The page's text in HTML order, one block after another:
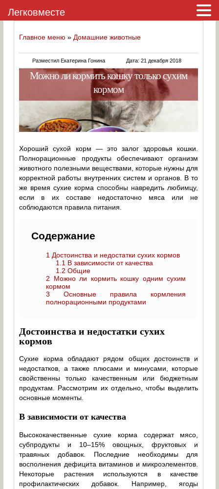
Главное меню » Домашние животные
Разместил Екатерина Гонина Дата: 21 декабря 2018
Можно ли кормить кошку только сухим
кормом
Хороший сухой корм — это залог здоровья кошки.
Полнорационные продукты обеспечивают организм
животного полезными веществами, которые нужны для
корректной работы внутренних систем и органов. В то
же время сухие корма способны навредить любимцу,
если в их составе недостаточно мяса или не
соблюдаются правила питания.
Содержание
1 Достоинства и недостатки сухих кормов
1.1 В зависимости от качества
1.2 Общие
2 Можно ли кормить кошку одним сухим
кормом
3 Основные правила кормления
полнорационными продуктами
Достоинства и недостатки сухих
кормов
Сухие корма обладают рядом общих достоинств и
недостатков, а также плюсами и минусами, которые
свойственны только качественным или бюджетным
продуктам. Рассмотрим их отдельно, чтобы выделить
основные моменты.
В зависимости от качества
Высококачественные сухие корма содержат мясо,
субпродукты и 10–15% овощных, фруктовых и
травяных добавок. Последние необходимы для
восполнения дефицита витаминов и микроэлементов.
Некоторые растения используются в качестве
профилактических добавок. Например, ягоды
Легковместе